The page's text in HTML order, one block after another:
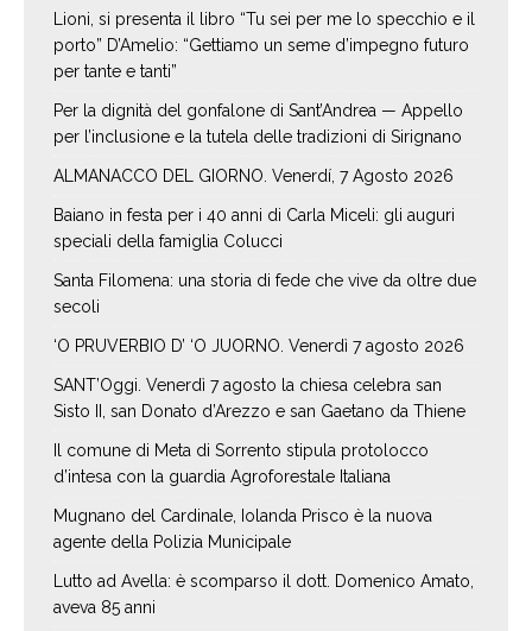
Lioni, si presenta il libro “Tu sei per me lo specchio e il
porto” D’Amelio: “Gettiamo un seme d’impegno futuro
per tante e tanti”
Per la dignità del gonfalone di Sant’Andrea — Appello
per l’inclusione e la tutela delle tradizioni di Sirignano
ALMANACCO DEL GIORNO. Venerdí, 7 Agosto 2026
Baiano in festa per i 40 anni di Carla Miceli: gli auguri
speciali della famiglia Colucci
Santa Filomena: una storia di fede che vive da oltre due
secoli
‘O PRUVERBIO D’ ‘O JUORNO. Venerdì 7 agosto 2026
SANT’Oggi. Venerdì 7 agosto la chiesa celebra san
Sisto II, san Donato d’Arezzo e san Gaetano da Thiene
Il comune di Meta di Sorrento stipula protolocco
d’intesa con la guardia Agroforestale Italiana
Mugnano del Cardinale, Iolanda Prisco è la nuova
agente della Polizia Municipale
Lutto ad Avella: è scomparso il dott. Domenico Amato,
aveva 85 anni